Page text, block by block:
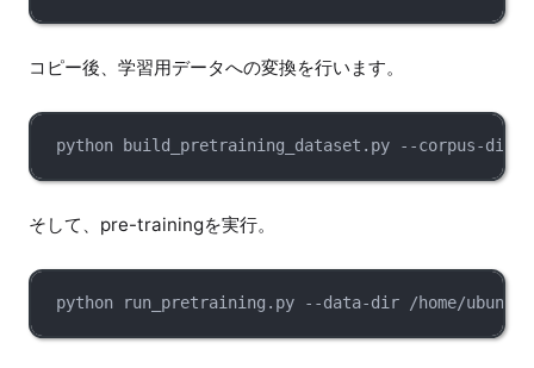
コピー後、学習用データへの変換を行います。
python build_pretraining_dataset.py --corpus-dir /
そして、pre-trainingを実行。
python run_pretraining.py --data-dir /home/ubuntu/